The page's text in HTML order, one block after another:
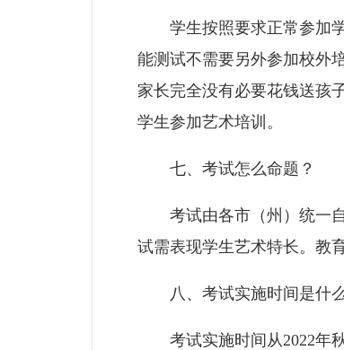
学生按照要求正常参加学
能测试不需要另外参加校外
家长完全没有必要花钱送孩
学生参加艺术培训。
七、考试怎么命题？
考试由各市（州）统一自
试需表现学生艺术特长。教
八、考试实施时间是什
考试实施时间从2022年秋